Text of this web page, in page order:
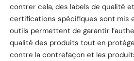
contrer cela, des labels de qualité
certifications spécifiques sont mis
outils permettent de garantir
qualité des produits tout en
contre la contrefaçon et les